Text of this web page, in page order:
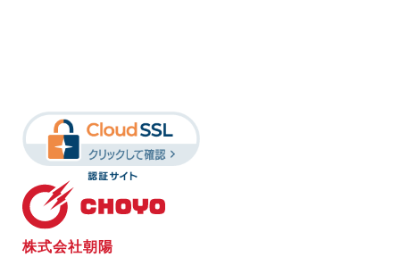
株式会社朝陽